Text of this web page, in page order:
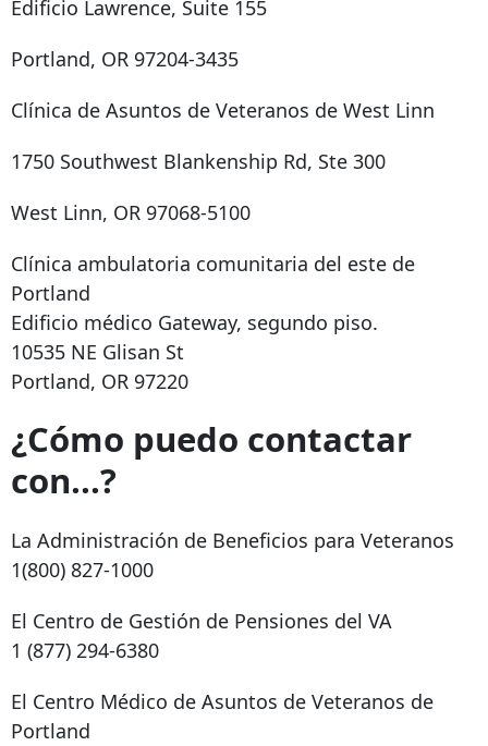
Edificio Lawrence, Suite 155
Portland, OR 97204-3435
Clínica de Asuntos de Veteranos de West Linn
1750 Southwest Blankenship Rd, Ste 300
West Linn, OR 97068-5100
Clínica ambulatoria comunitaria del este de
Portland
Edificio médico Gateway, segundo piso.
10535 NE Glisan St
Portland, OR 97220
¿Cómo puedo contactar
con...?
La Administración de Beneficios para Veteranos
1(800) 827-1000
El Centro de Gestión de Pensiones del VA
1 (877) 294-6380
El Centro Médico de Asuntos de Veteranos de
Portland